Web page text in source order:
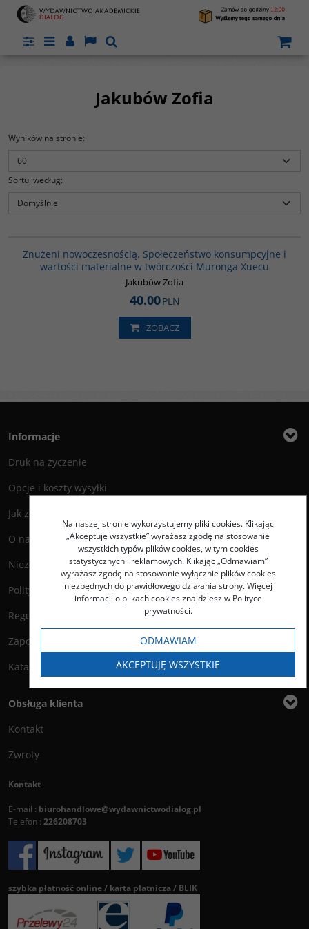
PanelMenuPanelLangSzukaj
Jakubów Zofia
Wyników na stronie:
Sortuj według:
Znużeni nowoczesnością. Społeczeństwo konsumpcyjne i
wartości materialne w twórczości Muronga Xuecu
Jakubów Zofia
40.00PLN
ZOBACZ
Informacje
Druk na życzenie
Opcje i koszty wysyłki
Jak zamawiać?
O nas
Niezbędnik Autora
Polityka prywatności
Regulamin księgarni
Zapowiedzi
Katalog
Obsługa klienta
Kontakt
Zwroty
Kontakt
E-mail : biurohandlowe@wydawnictwodialog.pl
Telefon : 226208703
szybka płatność online / karta płatnicza / BLIK
Na naszej stronie wykorzystujemy pliki cookies. Klikając
„Akceptuję wszystkie” wyrażasz zgodę na stosowanie
wszystkich typów plików cookies, w tym cookies
statystycznych i reklamowych. Klikając „Odmawiam”
wyrażasz zgodę na stosowanie wyłącznie plików cookies
niezbędnych do prawidłowego działania strony. Więcej
informacji o plikach cookies znajdziesz w Polityce
prywatności.
ODMAWIAM
AKCEPTUJĘ WSZYSTKIE